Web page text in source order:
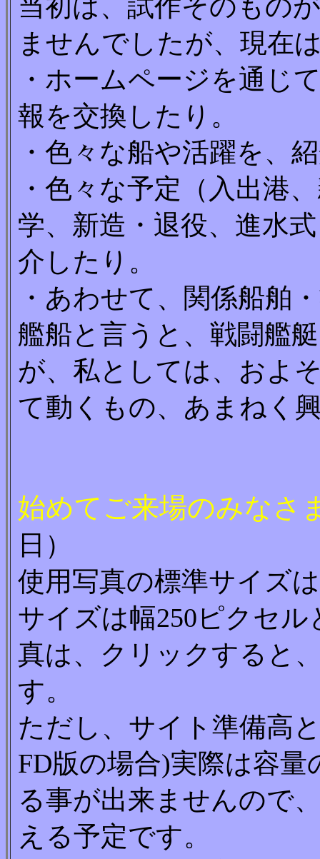
当初は、試作そのもの
ませんでしたが、現在
・ホームページを通じ
報を交換したり。
・色々な船や活躍を、
・色々な予定（入出港
学、新造・退役、進水
介したり。
・あわせて、関係船舶
艦船と言うと、戦闘艦
が、私としては、およ
て動くもの、あまねく
始めてご来場のみなさ
日）
使用写真の標準サイズ
サイズは幅250ピクセ
真は、クリックすると
す。
ただし、サイト準備高
FD版の場合)実際は容
る事が出来ませんので
える予定です。